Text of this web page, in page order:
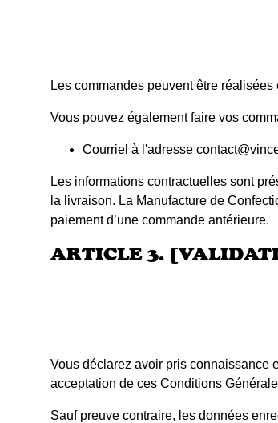
Les commandes peuvent être
Vous pouvez également faire vos
Courriel à l'adresse
Les informations contractuelles sont
la livraison. La Manufacture de
paiement d’une commande antérieure.
ARTICLE 3.
Vous déclarez avoir pris connaissance
acceptation de ces Conditions
Sauf preuve contraire, les données